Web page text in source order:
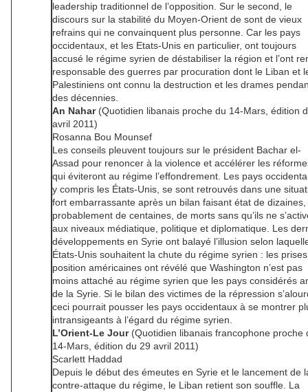
leadership traditionnel de l’opposition. Sur le second, le
discours sur la stabilité du Moyen-Orient de sont de vieux
refrains qui ne convainquent plus personne. Car les pays
occidentaux, et les Etats-Unis en particulier, ont toujours
accusé le régime syrien de déstabiliser la région et l’ont
responsable des guerres par procuration dont le Liban et
Palestiniens ont connu la destruction et les drames
des décennies.
An Nahar(Quotidien libanais proche du 14-Mars, édition
avril 2011)
Rosanna Bou Mounsef
Les conseils pleuvent toujours sur le président Bachar el-
Assad pour renoncer à la violence et accélérer les
qui éviteront au régime l’effondrement. Les pays
y compris les États-Unis, se sont retrouvés dans une
fort embarrassante après un bilan faisant état de dizaines,
probablement de centaines, de morts sans qu’ils ne
aux niveaux médiatique, politique et diplomatique. Les
développements en Syrie ont balayé l’illusion selon
États-Unis souhaitent la chute du régime syrien : les
position américaines ont révélé que Washington n’est pas
moins attaché au régime syrien que les pays considérés
de la Syrie. Si le bilan des victimes de la répression
ceci pourrait pousser les pays occidentaux à se montrer
intransigeants à l’égard du régime syrien.
L’Orient-Le Jour(Quotidien libanais francophone proche
14-Mars, édition du 29 avril 2011)
Scarlett Haddad
Depuis le début des émeutes en Syrie et le lancement de
contre-attaque du régime, le Liban retient son souffle. La